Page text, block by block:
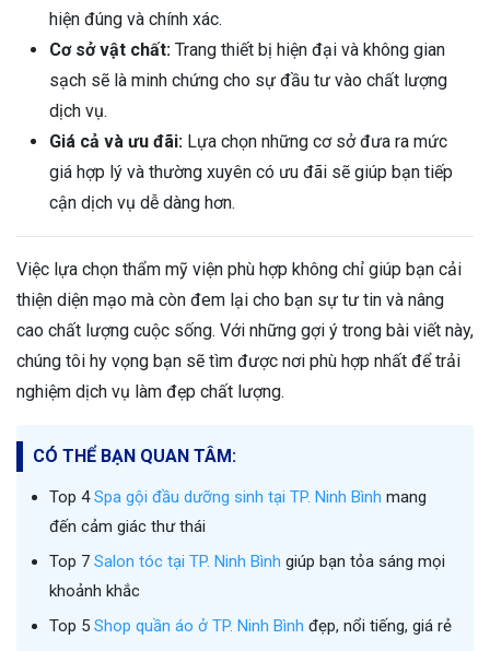
hiện đúng và chính xác.
Cơ sở vật chất: Trang thiết bị hiện đại và không gian
sạch sẽ là minh chứng cho sự đầu tư vào chất lượng
dịch vụ.
Giá cả và ưu đãi: Lựa chọn những cơ sở đưa ra mức
giá hợp lý và thường xuyên có ưu đãi sẽ giúp bạn tiếp
cận dịch vụ dễ dàng hơn.
Việc lựa chọn thẩm mỹ viện phù hợp không chỉ giúp bạn cải
thiện diện mạo mà còn đem lại cho bạn sự tư tin và nâng
cao chất lượng cuộc sống. Với những gợi ý trong bài viết này,
chúng tôi hy vọng bạn sẽ tìm được nơi phù hợp nhất để trải
nghiệm dịch vụ làm đẹp chất lượng.
CÓ THỂ BẠN QUAN TÂM:
Top 4Spa gội đầu dưỡng sinh tại TP. Ninh Bình mang
đến cảm giác thư thái
Top 7 Salon tóc tại TP. Ninh Bình giúp bạn tỏa sáng mọi
khoảnh khắc
Top 5 Shop quần áo ở TP. Ninh Bình đẹp, nổi tiếng, giá rẻ